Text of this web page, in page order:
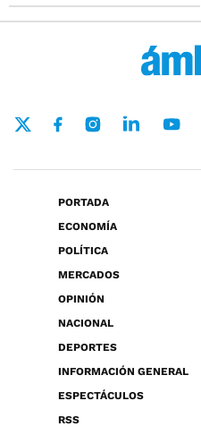
PORTADA
ECONOMÍA
POLÍTICA
MERCADOS
OPINIÓN
NACIONAL
DEPORTES
INFORMACIÓN GENERAL
ESPECTÁCULOS
RSS